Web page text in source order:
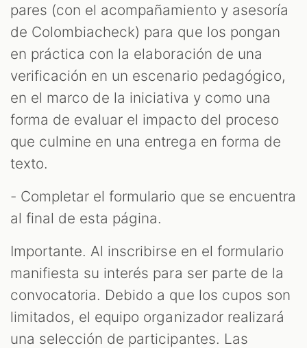
pares (con el acompañamiento y asesoría
de Colombiacheck) para que los pongan
en práctica con la elaboración de una
verificación en un escenario pedagógico,
en el marco de la iniciativa y como una
forma de evaluar el impacto del proceso
que culmine en una entrega en forma de
texto.
- Completar el formulario que se encuentra
al final de esta página.
Importante. Al inscribirse en el formulario
manifiesta su interés para ser parte de la
convocatoria. Debido a que los cupos son
limitados, el equipo organizador realizará
una selección de participantes. Las